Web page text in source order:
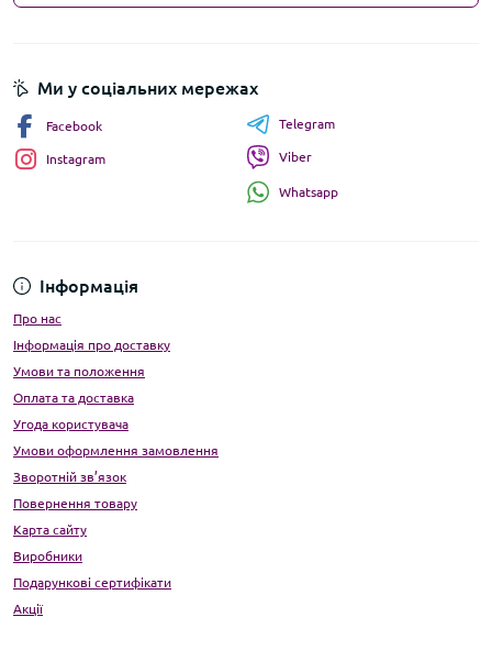
Інформація
Про нас
Інформація про доставку
Умови та положення
Оплата та доставка
Угода користувача
Умови оформлення замовлення
Зворотній зв’язок
Повернення товару
Карта сайту
Виробники
Подарункові сертифікати
Акції
Ми у соціальних мережах
Facebook
Instagram
Telegram
Viber
Whatsapp